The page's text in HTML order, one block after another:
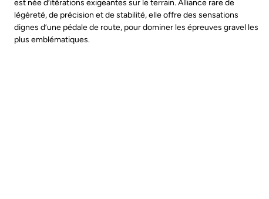
est née d’itérations exigeantes sur le terrain. Alliance rare de
légèreté, de précision et de stabilité, elle offre des sensations
dignes d’une pédale de route, pour dominer les épreuves gravel les
plus emblématiques.